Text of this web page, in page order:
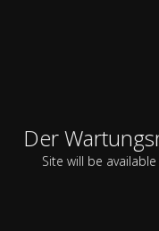
Der
Site will be